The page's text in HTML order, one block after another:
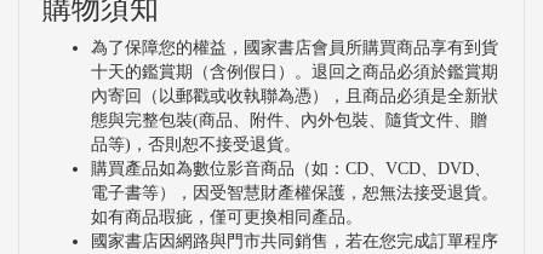
購物須知
為了保障您的權益，國家書店會員所購買商品享有到貨
十天的鑑賞期（含例假日）。退回之商品必須於鑑賞期
內寄回（以郵戳或收執聯為憑），且商品必須是全新狀
態與完整包裝(商品、附件、內外包裝、隨貨文件、贈
品等)，否則恕不接受退貨。
購買產品如為數位影音商品（如：CD、VCD、DVD、
電子書等），因受智慧財產權保護，恕無法接受退貨。
如有商品瑕疵，僅可更換相同產品。
國家書店因網路與門市共同銷售，若在您完成訂單程序